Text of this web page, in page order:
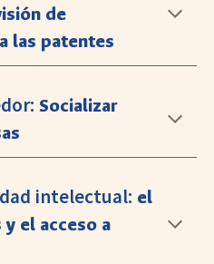
de
las patentes
Socializar
intelectual: el
el acceso a